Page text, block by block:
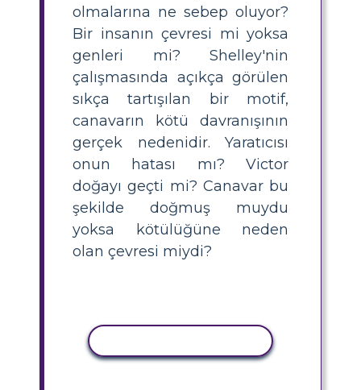
olmalarına ne sebep oluyor?
Bir insanın çevresi mi yoksa
genleri mi? Shelley'nin
çalışmasında açıkça görülen
sıkça tartışılan bir motif,
canavarın kötü davranışının
gerçek nedenidir. Yaratıcısı
onun hatası mı? Victor
doğayı geçti mi? Canavar bu
şekilde doğmuş muydu
yoksa kötülüğüne neden
olan çevresi miydi?